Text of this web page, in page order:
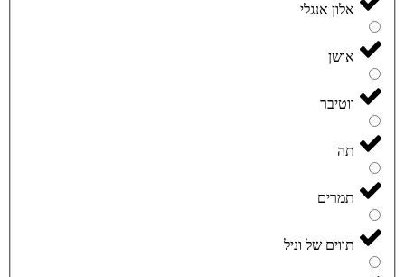
אלון אנגלי
אושן
ווטיבר
תה
תמרים
תווים של וניל